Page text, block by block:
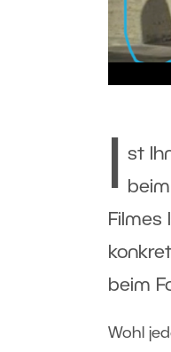
st
beim
Wohl